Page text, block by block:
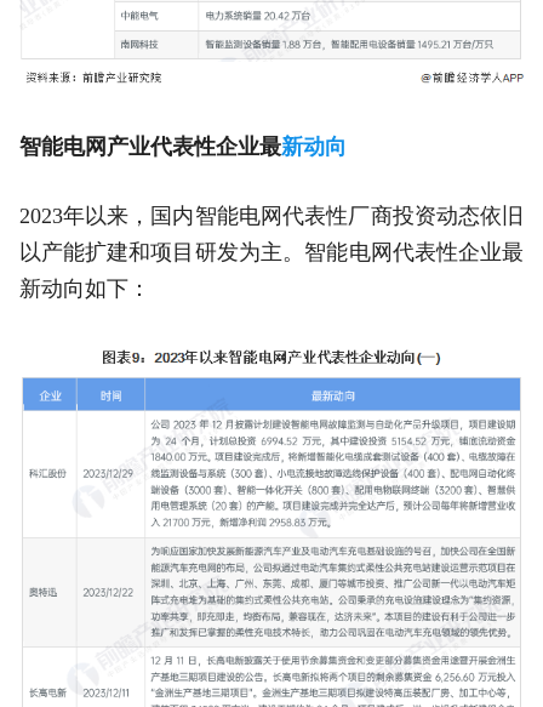
智能电网产业代表性企业最新动向
2023年以来，国内智能电网代表性厂商投资动态依旧
以产能扩建和项目研发为主。智能电网代表性企业最
新动向如下：